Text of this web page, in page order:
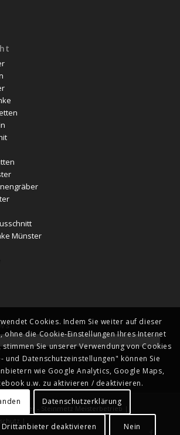
Münster
Kläver - Steinmetz Meisterbetrieb |
|
Cookies. Indem Sie weiter auf dieser
ohne die Cookie-Einstellungen Ihres Internet
Sie unserer Verwendung von Cookies
und Datenschutzeinstellungen" können Sie
wie Google Analytics, Google Maps,
u.w. zu aktivieren / deaktivieren.
Datenschutzerklärung
Drittanbieter deaktivieren Nein